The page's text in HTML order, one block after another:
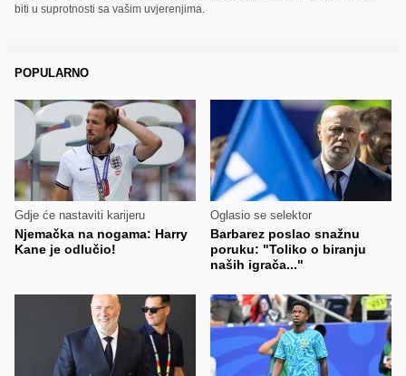
biti u suprotnosti sa vašim uvjerenjima.
POPULARNO
Gdje će nastaviti karijeru
Njemačka na nogama: Harry
Kane je odlučio!
Oglasio se selektor
Barbarez poslao snažnu
poruku: "Toliko o biranju
naših igrača..."